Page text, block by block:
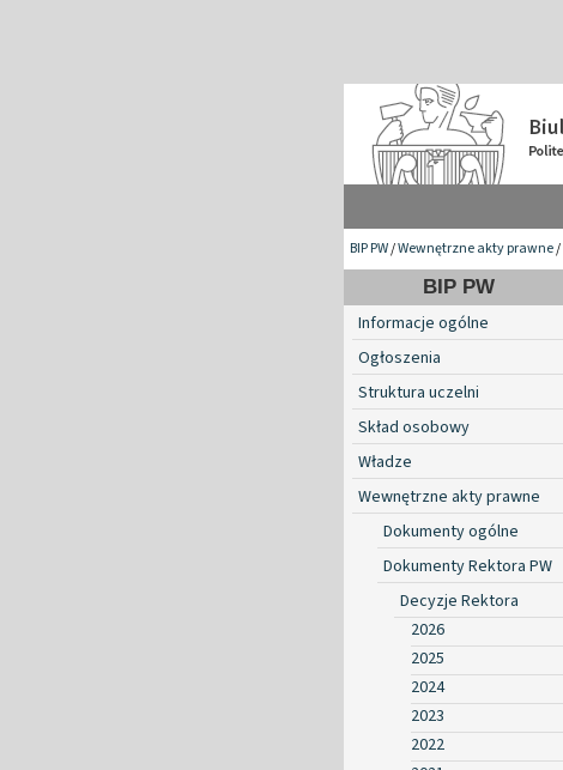
BIP PW/Wewnętrzne akty prawne/
BIP PW
Informacje ogólne
Ogłoszenia
Struktura uczelni
Skład osobowy
Władze
Wewnętrzne akty prawne
Dokumenty ogólne
Dokumenty Rektora PW
Decyzje Rektora
2026
2025
2024
2023
2022